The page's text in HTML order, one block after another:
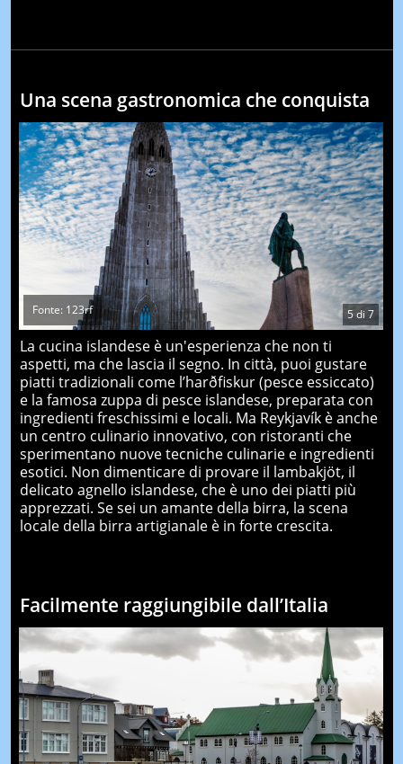
Una scena gastronomica che conquista
5di 7
Fonte: 123rf
La cucina islandese è un'esperienza che non ti
aspetti, ma che lascia il segno. In città, puoi gustare
piatti tradizionali come l’harðfiskur (pesce essiccato)
e la famosa zuppa di pesce islandese, preparata con
ingredienti freschissimi e locali. Ma Reykjavík è anche
un centro culinario innovativo, con ristoranti che
sperimentano nuove tecniche culinarie e ingredienti
esotici. Non dimenticare di provare il lambakjöt, il
delicato agnello islandese, che è uno dei piatti più
apprezzati. Se sei un amante della birra, la scena
locale della birra artigianale è in forte crescita.
Facilmente raggiungibile dall’Italia